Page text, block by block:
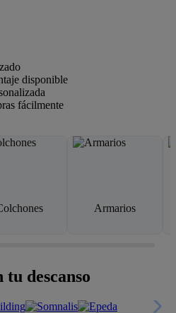
disponible
fácilmente
Armarios
descanso